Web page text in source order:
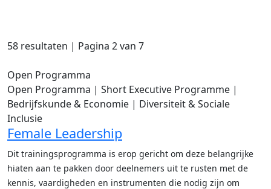
58 resultaten | Pagina 2 van 7
Open Programma
Open Programma | Short Executive Programme |
Bedrijfskunde & Economie | Diversiteit & Sociale
Inclusie
Female Leadership
Dit trainingsprogramma is erop gericht om deze belangrijke
hiaten aan te pakken door deelnemers uit te rusten met de
kennis, vaardigheden en instrumenten die nodig zijn om